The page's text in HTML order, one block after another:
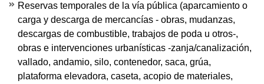
Reservas temporales de la vía pública (aparcamiento o
carga y descarga de mercancías - obras, mudanzas,
descargas de combustible, trabajos de poda u otros-,
obras e intervenciones urbanísticas -zanja/canalización,
vallado, andamio, silo, contenedor, saca, grúa,
plataforma elevadora, caseta, acopio de materiales,